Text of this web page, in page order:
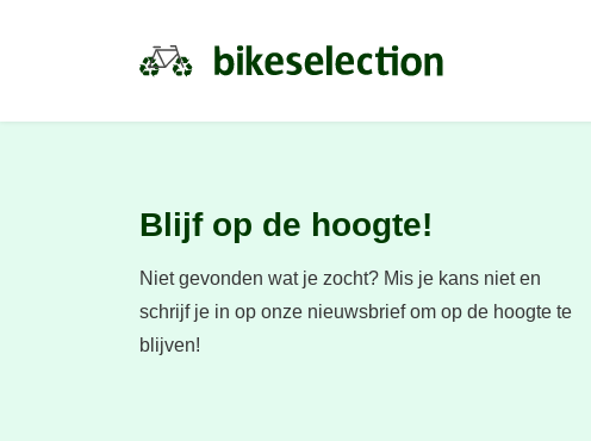
Blijf op de hoogte!
Niet gevonden wat je zocht? Mis je kans niet en
schrijf je in op onze nieuwsbrief om op de hoogte te
blijven!